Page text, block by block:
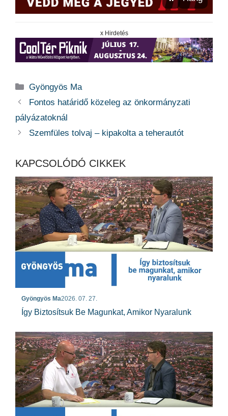
x Hirdetés
Kategória
Gyöngyös Ma
Fontos határidő közeleg az önkormányzati
pályázatoknál
Szemfüles tolvaj – kipakolta a teherautót
KAPCSOLÓDÓ CIKKEK
Gyöngyös Ma2026. 07. 27.
Így Biztosítsuk Be Magunkat, Amikor Nyaralunk